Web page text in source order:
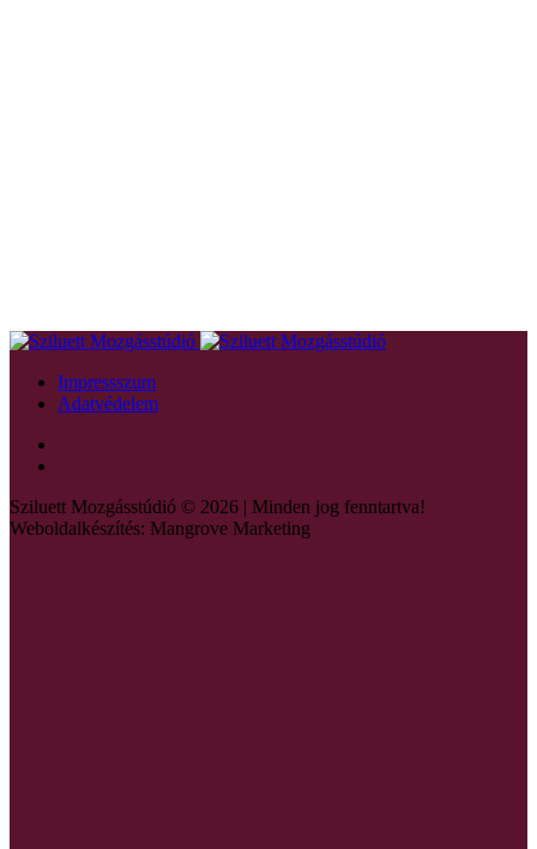
Impressszum
Adatvédelem
Sziluett Mozgásstúdió © 2026 | Minden jog fenntartva!
Weboldalkészítés: Mangrove Marketing